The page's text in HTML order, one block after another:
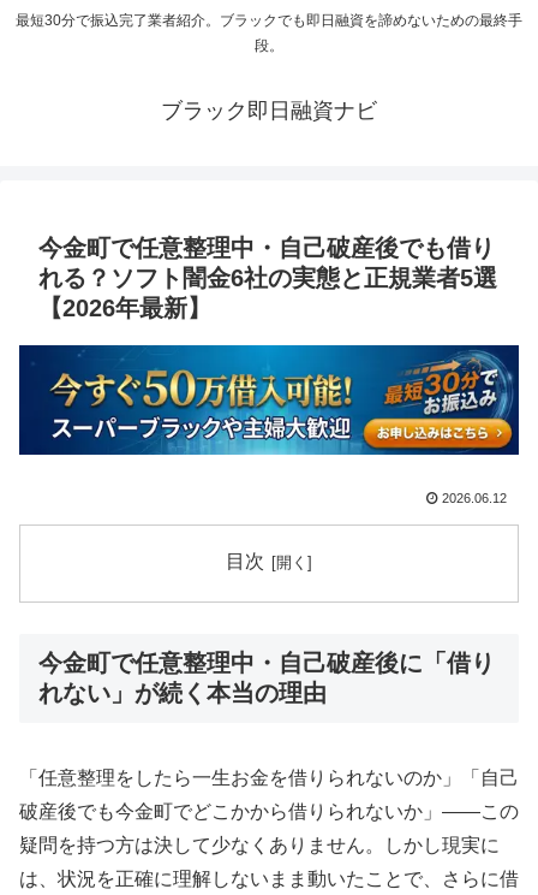
最短30分で振込完了業者紹介。ブラックでも即日融資を諦めないための最終手
段。
ブラック即日融資ナビ
今金町で任意整理中・自己破産後でも借り
れる？ソフト闇金6社の実態と正規業者5選
【2026年最新】
2026.06.12
目次
今金町で任意整理中・自己破産後に「借り
れない」が続く本当の理由
「任意整理をしたら一生お金を借りられないのか」「自己
破産後でも今金町でどこかから借りられないか」——この
疑問を持つ方は決して少なくありません。しかし現実に
は、状況を正確に理解しないまま動いたことで、さらに借